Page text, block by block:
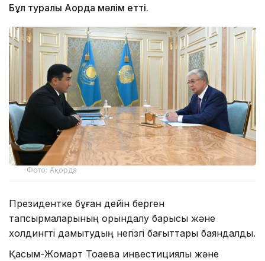
Бұл туралы Ақорда мәлім етті.
Фото: Ақорда
Президентке бұған дейін берген
тапсырмаларының орындалу барысы және
холдингті дамытудың негізгі бағыттары баяндалды.
Қасым-Жомарт Тоқаевқа инвестициялық және